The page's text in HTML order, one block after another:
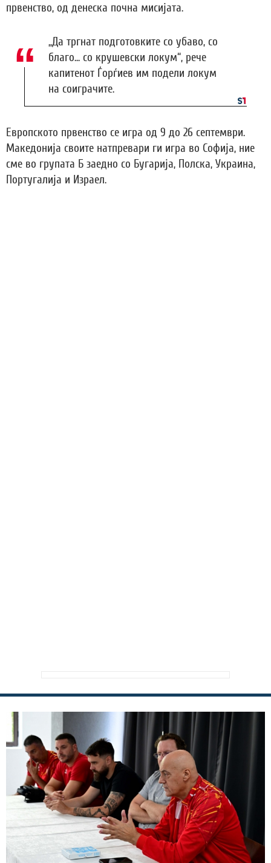
првенство, од денеска почна мисијата.
„Да тргнат подготовките со убаво, со
благо... со крушевски локум“, рече
капитенот Ѓорѓиев им подели локум
на соиграчите.
Европското првенство се игра од 9 до 26 септември.
Македонија своите натпревари ги игра во Софија, ние
сме во групата Б заедно со Бугарија, Полска, Украина,
Португалија и Израел.